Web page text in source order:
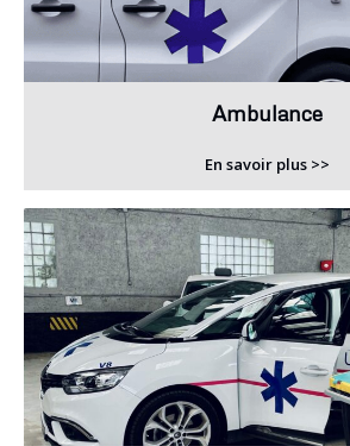
Ambulance
En savoir plus >>